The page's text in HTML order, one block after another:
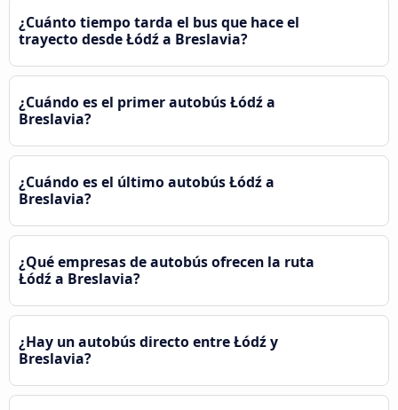
¿Cuánto tiempo tarda el bus que hace el
trayecto desde Łódź a Breslavia?
¿Cuándo es el primer autobús Łódź a
Breslavia?
¿Cuándo es el último autobús Łódź a
Breslavia?
¿Qué empresas de autobús ofrecen la ruta
Łódź a Breslavia?
¿Hay un autobús directo entre Łódź y
Breslavia?